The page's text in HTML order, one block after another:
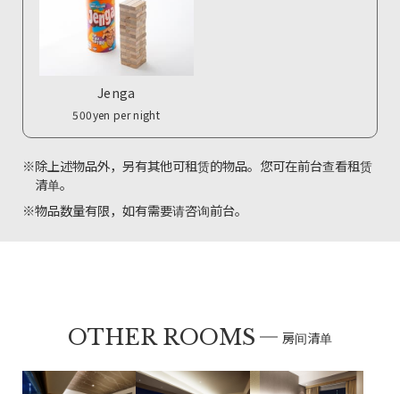
Jenga
500yen per night
※除上述物品外，另有其他可租赁的物品。您可在前台查看租赁
清单。
※物品数量有限，如有需要请咨询前台。
OTHER ROOMS 房间清单